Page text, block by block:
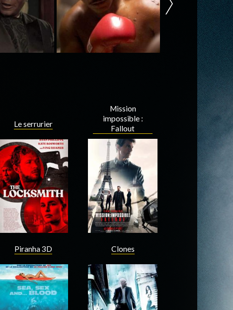
Le serrurier
Mission
impossible :
Fallout
Piranha 3D Clones